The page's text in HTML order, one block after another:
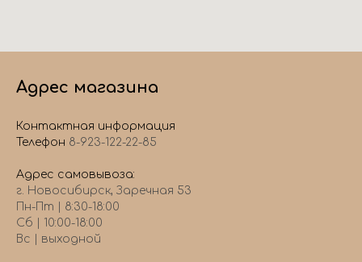
Адрес магазина
Контактная информация
Телефон 8-923-122-22-85
Адрес самовывоза:
г. Новосибирск, Заречная 53
Пн-Пт | 8:30-18:00
Сб | 10:00-18:00
Вс | выходной